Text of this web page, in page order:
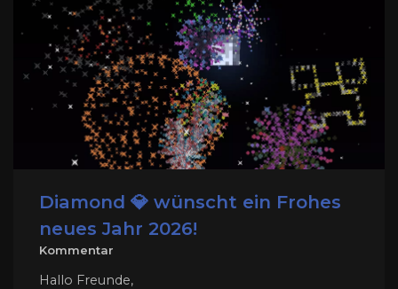
Diamond 💎 wünscht ein Frohes
neues Jahr 2026!
Kommentar
Hallo Freunde,